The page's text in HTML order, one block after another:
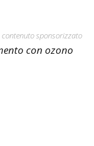
contenuto sponsorizzato
con ozono